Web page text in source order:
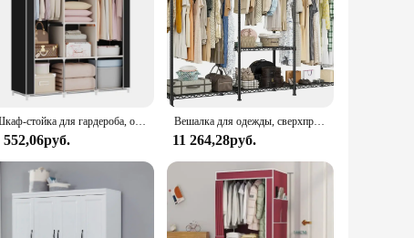
Шкаф-стойка для гардероба, органайзер для спальни
552,06руб.
Вешалка для одежды, сверхпрочная вешалка для одежды, регулируемый шкаф, портативный шкаф
11 264,28руб.